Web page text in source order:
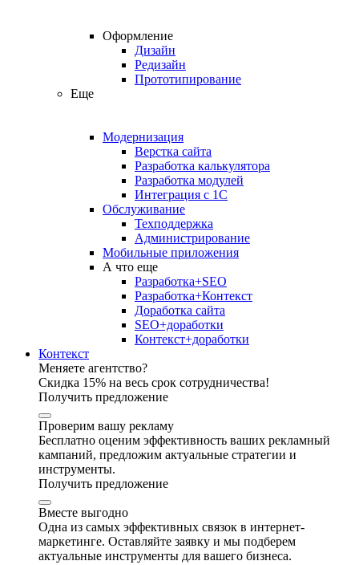
Оформление
Дизайн
Редизайн
Прототипирование
Еще
Модернизация
Верстка сайта
Разработка калькулятора
Разработка модулей
Интеграция с 1С
Обслуживание
Техподдержка
Администрирование
Мобильные приложения
А что еще
Разработка+SEO
Разработка+Контекст
Доработка сайта
SEO+доработки
Контекст+доработки
Контекст
Меняете агентство?
Скидка 15% на весь срок сотрудничества!
Получить предложение
Проверим вашу рекламу
Бесплатно оценим эффективность ваших рекламный
кампаний, предложим актуальные стратегии и
инструменты.
Получить предложение
Вместе выгодно
Одна из самых эффективных связок в интернет-
маркетинге. Оставляйте заявку и мы подберем
актуальные инструменты для вашего бизнеса.